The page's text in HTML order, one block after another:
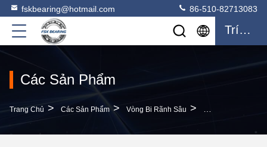
fskbearing@hotmail.com 86-510-82713083
Trích Dẫn
Các Sản Phẩm
Trang Chủ > Các Sản Phẩm > Vòng Bi Rãnh Sâu > Hiệu Suất Cao